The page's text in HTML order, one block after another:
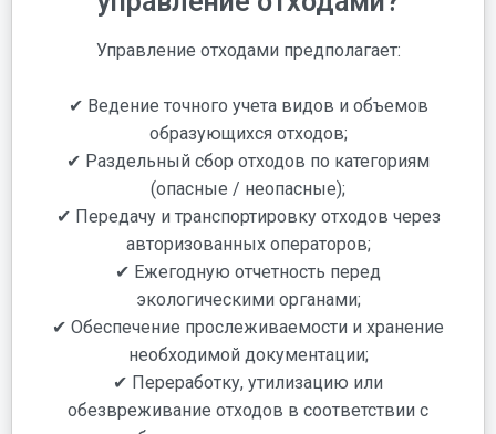
Управление отходами предполагает:
✔ Ведение точного учета видов и объемов
образующихся отходов;
✔ Раздельный сбор отходов по категориям
(опасные / неопасные);
✔ Передачу и транспортировку отходов через
авторизованных операторов;
✔ Ежегодную отчетность перед
экологическими органами;
✔ Обеспечение прослеживаемости и хранение
необходимой документации;
✔ Переработку, утилизацию или
обезвреживание отходов в соответствии с